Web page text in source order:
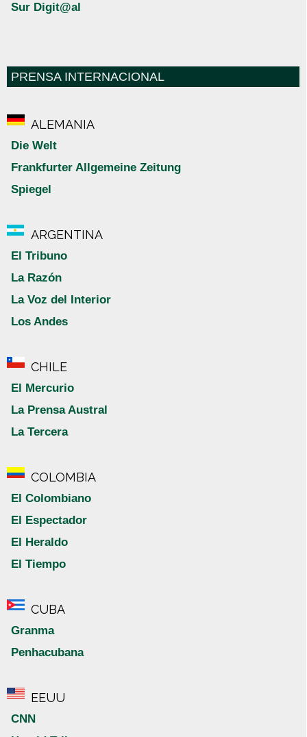
Sur Digit@al
PRENSA INTERNACIONAL
ALEMANIA
Die Welt
Frankfurter Allgemeine Zeitung
Spiegel
ARGENTINA
El Tribuno
La Razón
La Voz del Interior
Los Andes
CHILE
El Mercurio
La Prensa Austral
La Tercera
COLOMBIA
El Colombiano
El Espectador
El Heraldo
El Tiempo
CUBA
Granma
Penhacubana
EEUU
CNN